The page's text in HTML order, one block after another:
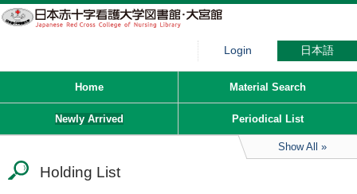
Login 日本語
Home Material Search
Newly Arrived Periodical List
Show All
Holding List